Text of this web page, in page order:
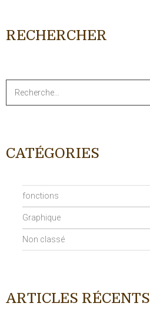
RECHERCHER
Recherche
pour
:
CATÉGORIES
fonctions
Graphique
Non classé
ARTICLES RÉCENTS